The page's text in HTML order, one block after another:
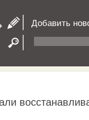
Добавить